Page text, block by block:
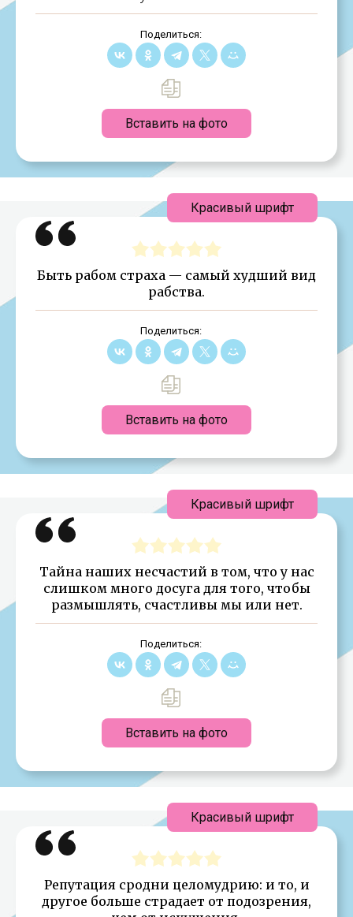
Поделиться:
Вставить на фото
Быть рабом страха — самый худший вид
рабства.
Поделиться:
Вставить на фото
Красивый шрифт
Тайна наших несчастий в том, что у нас
слишком много досуга для того, чтобы
размышлять, счастливы мы или нет.
Поделиться:
Вставить на фото
Красивый шрифт
Репутация сродни целомудрию: и то, и
другое больше страдает от подозрения,
Красивый шрифт